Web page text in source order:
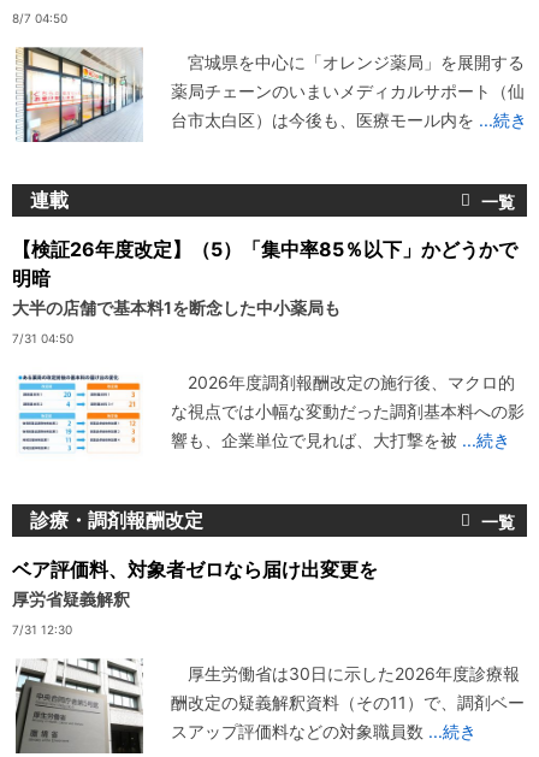
8/7 04:50
宮城県を中心に「オレンジ薬局」を展開する
薬局チェーンのいまいメディカルサポート（仙
台市太白区）は今後も、医療モール内を ...続き
連載
【検証26年度改定】（5）「集中率85％以下」かどうかで
明暗
大半の店舗で基本料1を断念した中小薬局も
7/31 04:50
2026年度調剤報酬改定の施行後、マクロ的
な視点では小幅な変動だった調剤基本料への影
響も、企業単位で見れば、大打撃を被 ...続き
診療・調剤報酬改定
ベア評価料、対象者ゼロなら届け出変更を
厚労省疑義解釈
7/31 12:30
厚生労働省は30日に示した2026年度診療報
酬改定の疑義解釈資料（その11）で、調剤ベー
スアップ評価料などの対象職員数 ...続き